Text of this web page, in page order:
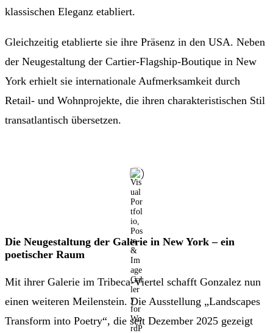
klassischen Eleganz etabliert.
Gleichzeitig etablierte sie ihre Präsenz in den USA. Neben
der Neugestaltung der Cartier-Flagship-Boutique in New
York erhielt sie internationale Aufmerksamkeit durch
Retail- und Wohnprojekte, die ihren charakteristischen Stil
transatlantisch übersetzen.
Die Neugestaltung der Galerie in New York – ein
poetischer Raum
Mit ihrer Galerie im Tribeca-Viertel schafft Gonzalez nun
einen weiteren Meilenstein. Die Ausstellung „Landscapes
Transform into Poetry“, die seit Dezember 2025 gezeigt